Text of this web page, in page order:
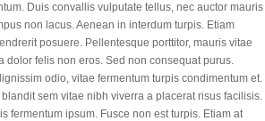
Duis convallis vulputate tellus, nec auctor mauris
non lacus. Aenean in interdum turpis. Etiam
posuere. Pellentesque porttitor, mauris vitae
dolor felis non eros. Sed non consequat purus.
odio, vitae fermentum turpis condimentum et.
sem vitae nibh viverra a placerat risus facilisis.
fermentum ipsum. Fusce non est turpis. Etiam at